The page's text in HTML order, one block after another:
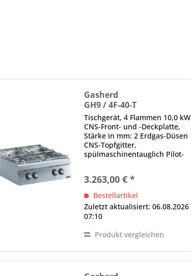
Gasherd
GH9 / 4F-40-T
Tischgerät, 4 Flammen 10,0 kW
CNS-Front- und -Deckplatte,
Stärke in mm: 2 Erdgas-Düsen
CNS-Topfgitter,
spülmaschinentauglich Pilot-
Aufstellanforderungen für
gewerbliche Gasgeräte (DVGW
G 631) ist es erforderlich,
dass...
3.263,00 € *
Bestellartikel
Zuletzt aktualisiert: 06.08.2026
07:10
Produkt vergleichen